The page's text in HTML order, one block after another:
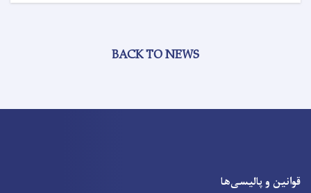
BACK TO NEWS
قوانین و پالیسی‌ها